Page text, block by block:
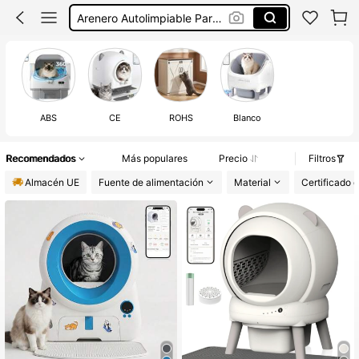
Arenero Autolimpiable Para Gatos
Arenero Inteligente Para Gatos
ABS CE ROHS Blanco
Recomendados Más populares Precio
Filtros
Almacén UE
Fuente de alimentación Material Certificado